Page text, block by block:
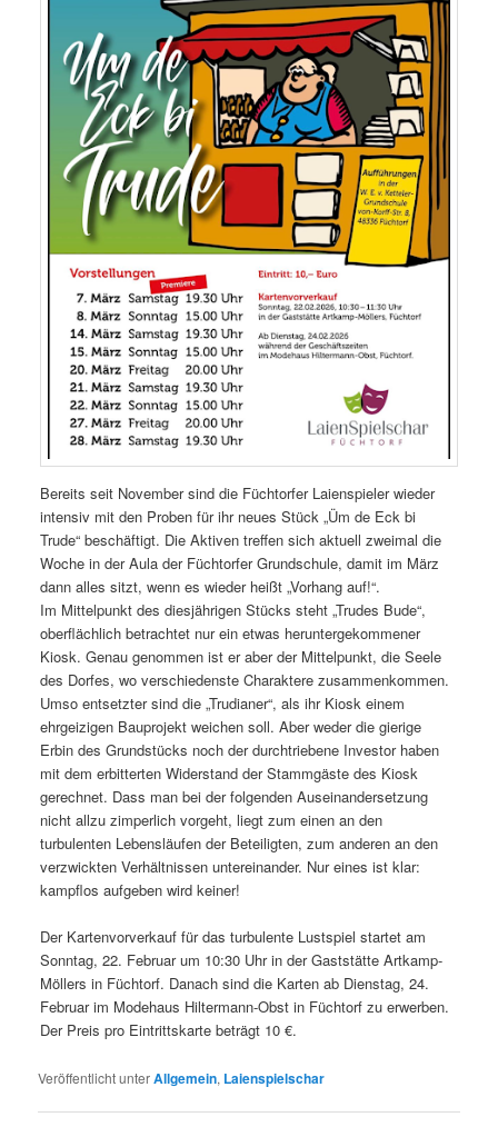
Bereits seit November sind die Füchtorfer Laienspieler wieder
intensiv mit den Proben für ihr neues Stück „Üm de Eck bi
Trude“ beschäftigt. Die Aktiven treffen sich aktuell zweimal die
Woche in der Aula der Füchtorfer Grundschule, damit im März
dann alles sitzt, wenn es wieder heißt „Vorhang auf!“.
Im Mittelpunkt des diesjährigen Stücks steht „Trudes Bude“,
oberflächlich betrachtet nur ein etwas heruntergekommener
Kiosk. Genau genommen ist er aber der Mittelpunkt, die Seele
des Dorfes, wo verschiedenste Charaktere zusammenkommen.
Umso entsetzter sind die „Trudianer“, als ihr Kiosk einem
ehrgeizigen Bauprojekt weichen soll. Aber weder die gierige
Erbin des Grundstücks noch der durchtriebene Investor haben
mit dem erbitterten Widerstand der Stammgäste des Kiosk
gerechnet. Dass man bei der folgenden Auseinandersetzung
nicht allzu zimperlich vorgeht, liegt zum einen an den
turbulenten Lebensläufen der Beteiligten, zum anderen an den
verzwickten Verhältnissen untereinander. Nur eines ist klar:
kampflos aufgeben wird keiner!
Der Kartenvorverkauf für das turbulente Lustspiel startet am
Sonntag, 22. Februar um 10:30 Uhr in der Gaststätte Artkamp-
Möllers in Füchtorf. Danach sind die Karten ab Dienstag, 24.
Februar im Modehaus Hiltermann-Obst in Füchtorf zu erwerben.
Der Preis pro Eintrittskarte beträgt 10 €.
Veröffentlicht unterAllgemein, Laienspielschar